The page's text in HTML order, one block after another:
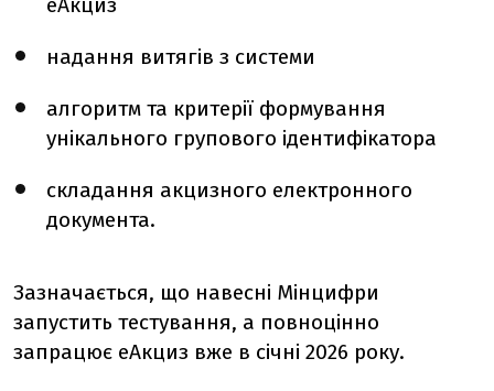
надання витягів з системи
алгоритм та критерії формування
унікального групового ідентифікатора
складання акцизного електронного
документа.
Зазначається, що навесні Мінцифри
запустить тестування, а повноцінно
запрацює еАкциз вже в січні 2026 року.